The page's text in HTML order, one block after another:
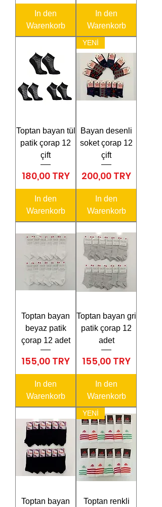
In den
Warenkorb
In den
Warenkorb
Toptan bayan tül
patik çorap 12
çift
Preis
180,00 TRY
In den
Warenkorb
YENİ
Bayan desenli
soket çorap 12
çift
Preis
200,00 TRY
In den
Warenkorb
Toptan bayan
beyaz patik
çorap 12 adet
Preis
155,00 TRY
In den
Warenkorb
Toptan bayan gri
patik çorap 12
adet
Preis
155,00 TRY
In den
Warenkorb
Toptan bayan
YENİ
Toptan renkli